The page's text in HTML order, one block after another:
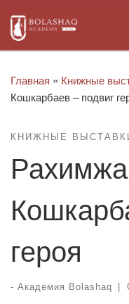
Skip to content
Главная » Книжные
Кошкарбаев – подвиг
КНИЖНЫЕ
героя
- Академия Bolashaq